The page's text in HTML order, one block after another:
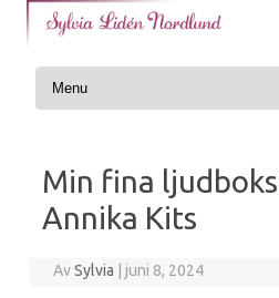
Min fina
Annika Kits
AvSylvia juni 8, 2024